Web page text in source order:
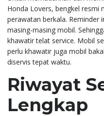
Honda Lovers, bengkel resmi
perawatan berkala. Reminder
masing-masing mobil.
khawatir telat service. Mobil
perlu khawatir juga mobil
diservis tepat waktu.
Riwayat
Lengkap